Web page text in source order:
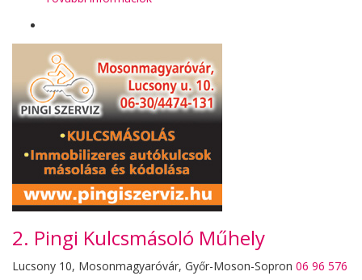
2. Pingi Kulcsmásoló Műhely
Lucsony 10, Mosonmagyaróvár, Győr-Moson-Sopron 06 96 576